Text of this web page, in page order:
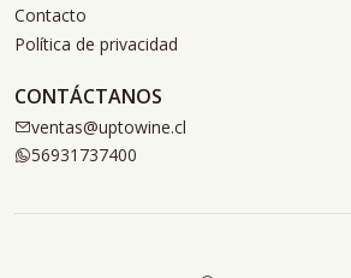
Contacto
Política de privacidad
CONTÁCTANOS
ventas@uptowine.cl
56931737400